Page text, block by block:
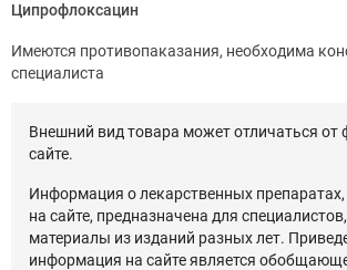
Ципрофлоксацин
Имеются противопаказания, необходима
специалиста
Внешний вид товара может отличаться от
сайте.
Информация о лекарственных
на сайте, предназначена для
материалы из изданий разных лет.
информация на сайте является